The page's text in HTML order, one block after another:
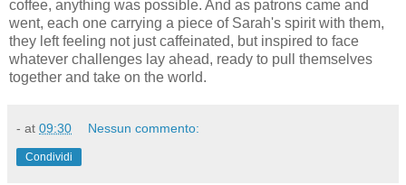
coffee, anything was possible. And as patrons came and
went, each one carrying a piece of Sarah's spirit with them,
they left feeling not just caffeinated, but inspired to face
whatever challenges lay ahead, ready to pull themselves
together and take on the world.
- at 09:30 Nessun commento:
Condividi